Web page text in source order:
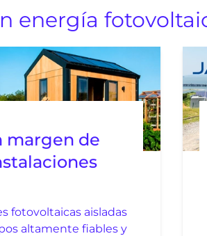
energía
margen de
fotovoltaicas aisladas
altamente fiables y